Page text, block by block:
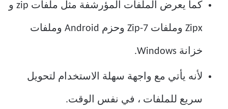
كما يعرض الملفات المؤرشفة مثل ملفات zip و
Zipx وملفات 7-Zip وحزم Android وملفات
خزانة Windows.
لأنه يأتي مع واجهة سهلة الاستخدام لتحويل
سريع للملفات ، في نفس الوقت.